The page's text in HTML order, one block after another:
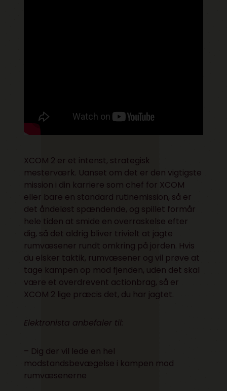
XCOM 2 er et intenst, strategisk
mesterværk. Uanset om det er den vigtigste
mission i din karriere som chef for XCOM
eller bare en standard rutinemission, så er
det åndeløst spændende, og spillet formår
hele tiden at smide en overraskelse efter
dig, så det aldrig bliver trivielt at jagte
rumvæsener rundt omkring på jorden. Hvis
du elsker taktik, rumvæsener og vil prøve at
tage kampen op mod fjenden, uden det skal
være et overdrevent actionbrag, så er
XCOM 2 lige præcis det, du har jagtet.
Elektronista anbefaler til:
– Dig der vil lede en hel
modstandsbevægelse i kampen mod
rumvæsenerne